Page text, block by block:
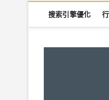
搜索引擎優化